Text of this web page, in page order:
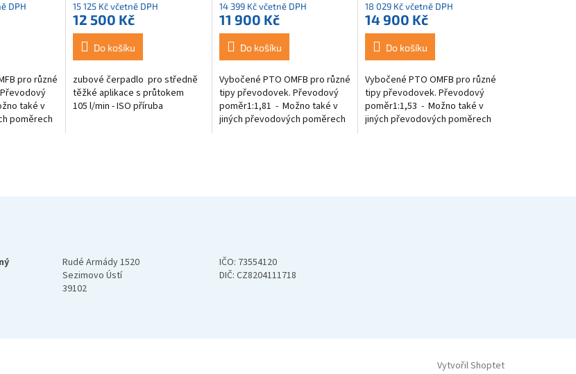
DPH
pro různé
také v
poměrech
15 125 Kč včetně DPH
12 500 Kč
Do košíku
zubové čerpadlo pro středně
těžké aplikace s průtokem
105 l/min - ISO příruba
14 399 Kč včetně DPH
11 900 Kč
Do košíku
Vybočené PTO OMFB pro různé
tipy převodovek. Převodový
poměr1:1,81 - Možno také v
jiných převodových poměrech
18 029 Kč včetně DPH
14 900 Kč
Do košíku
Vybočené PTO OMFB pro různé
tipy převodovek. Převodový
poměr1:1,53 - Možno také v
jiných převodových poměrech
Rudé Armády 1520
Sezimovo Ústí
39102
IČO: 73554120
DIČ: CZ8204111718
Vytvořil Shoptet